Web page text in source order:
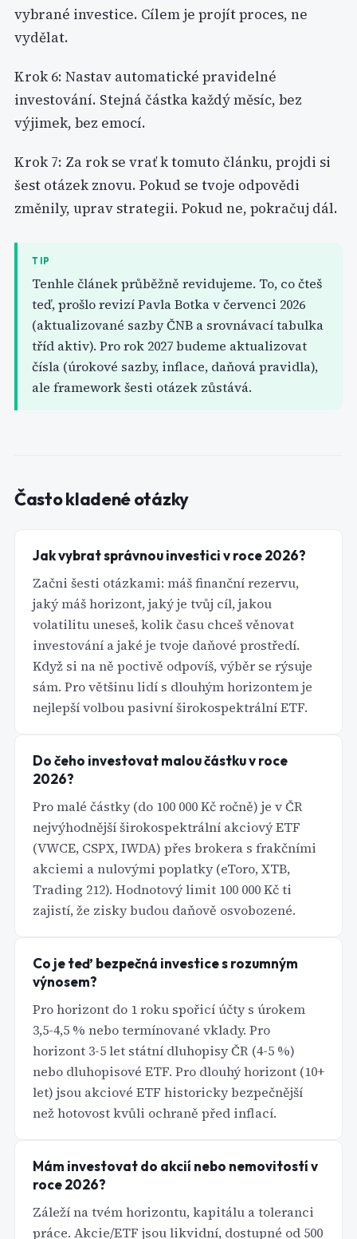
vybrané investice. Cílem je projít proces, ne
vydělat.
Krok 6: Nastav automatické pravidelné
investování. Stejná částka každý měsíc, bez
výjimek, bez emocí.
Krok 7: Za rok se vrať k tomuto článku, projdi si
šest otázek znovu. Pokud se tvoje odpovědi
změnily, uprav strategii. Pokud ne, pokračuj dál.
TIP
Tenhle článek průběžně revidujeme. To, co čteš
teď, prošlo revizí Pavla Botka v červenci 2026
(aktualizované sazby ČNB a srovnávací tabulka
tříd aktiv). Pro rok 2027 budeme aktualizovat
čísla (úrokové sazby, inflace, daňová pravidla),
ale framework šesti otázek zůstává.
Často kladené otázky
Jak vybrat správnou investici v roce 2026?
Začni šesti otázkami: máš finanční rezervu,
jaký máš horizont, jaký je tvůj cíl, jakou
volatilitu uneseš, kolik času chceš věnovat
investování a jaké je tvoje daňové prostředí.
Když si na ně poctivě odpovíš, výběr se rýsuje
sám. Pro většinu lidí s dlouhým horizontem je
nejlepší volbou pasivní širokospektrální ETF.
Do čeho investovat malou částku v roce
2026?
Pro malé částky (do 100 000 Kč ročně) je v ČR
nejvýhodnější širokospektrální akciový ETF
(VWCE, CSPX, IWDA) přes brokera s frakčními
akciemi a nulovými poplatky (eToro, XTB,
Trading 212). Hodnotový limit 100 000 Kč ti
zajistí, že zisky budou daňově osvobozené.
Co je teď bezpečná investice s rozumným
výnosem?
Pro horizont do 1 roku spořicí účty s úrokem
3,5-4,5 % nebo termínované vklady. Pro
horizont 3-5 let státní dluhopisy ČR (4-5 %)
nebo dluhopisové ETF. Pro dlouhý horizont (10+
let) jsou akciové ETF historicky bezpečnější
než hotovost kvůli ochraně před inflací.
Mám investovat do akcií nebo nemovitostí v
roce 2026?
Záleží na tvém horizontu, kapitálu a toleranci
práce. Akcie/ETF jsou likvidní, dostupné od 500